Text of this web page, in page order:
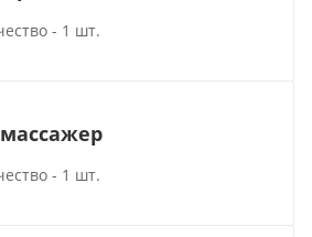
- 1 шт.
- 1 шт.